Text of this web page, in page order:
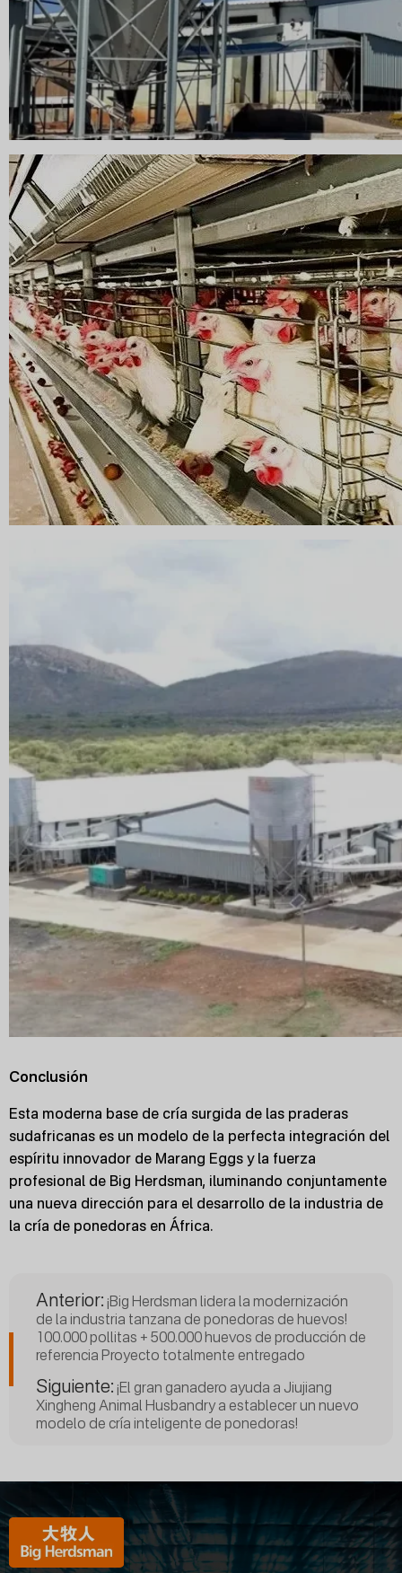
Conclusión
Esta moderna base de cría surgida de las praderas
sudafricanas es un modelo de la perfecta integración del
espíritu innovador de Marang Eggs y la fuerza
profesional de Big Herdsman, iluminando conjuntamente
una nueva dirección para el desarrollo de la industria de
la cría de ponedoras en África.
Anterior: ¡Big Herdsman lidera la modernización
de la industria tanzana de ponedoras de huevos!
100.000 pollitas + 500.000 huevos de producción de
referencia Proyecto totalmente entregado
Siguiente: ¡El gran ganadero ayuda a Jiujiang
Xingheng Animal Husbandry a establecer un nuevo
modelo de cría inteligente de ponedoras!